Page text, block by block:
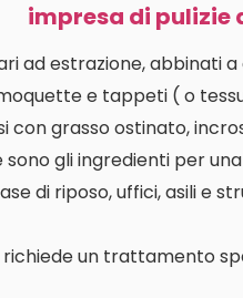
impresa di pulizie
ad estrazione, abbinati
e tappeti ( o
con grasso ostinato,
gli ingredienti per
di riposo, uffici, asili e
un trattamento